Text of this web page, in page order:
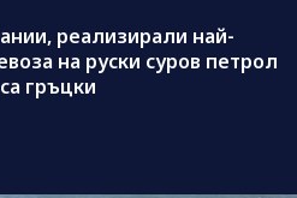
реализирали най-
на руски суров петрол
гръцки